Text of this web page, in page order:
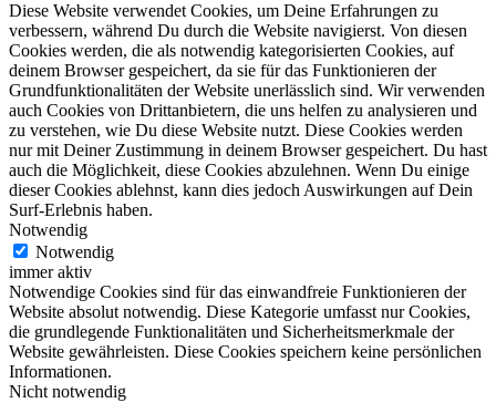
Diese Website verwendet Cookies, um Deine Erfahrungen zu
verbessern, während Du durch die Website navigierst. Von diesen
Cookies werden, die als notwendig kategorisierten Cookies, auf
deinem Browser gespeichert, da sie für das Funktionieren der
Grundfunktionalitäten der Website unerlässlich sind. Wir verwenden
auch Cookies von Drittanbietern, die uns helfen zu analysieren und
zu verstehen, wie Du diese Website nutzt. Diese Cookies werden
nur mit Deiner Zustimmung in deinem Browser gespeichert. Du hast
auch die Möglichkeit, diese Cookies abzulehnen. Wenn Du einige
dieser Cookies ablehnst, kann dies jedoch Auswirkungen auf Dein
Surf-Erlebnis haben.
Notwendig
Notwendig
immer aktiv
Notwendige Cookies sind für das einwandfreie Funktionieren der
Website absolut notwendig. Diese Kategorie umfasst nur Cookies,
die grundlegende Funktionalitäten und Sicherheitsmerkmale der
Website gewährleisten. Diese Cookies speichern keine persönlichen
Informationen.
Nicht notwendig